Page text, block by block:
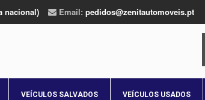
nacional) Email: pedidos@zenitautomoveis.pt
VEÍCULOS SALVADOS VEÍCULOS USADOS